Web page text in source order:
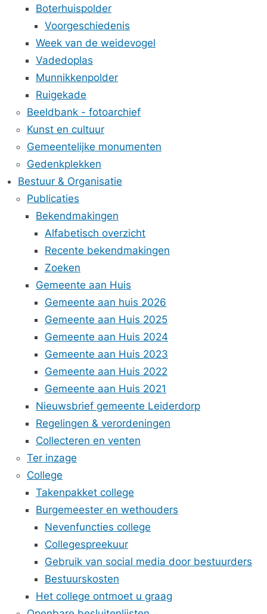
Boterhuispolder
Voorgeschiedenis
Week van de weidevogel
Vadedoplas
Munnikkenpolder
Ruigekade
Beeldbank - fotoarchief
Kunst en cultuur
Gemeentelijke monumenten
Gedenkplekken
Bestuur & Organisatie
Publicaties
Bekendmakingen
Alfabetisch overzicht
Recente bekendmakingen
Zoeken
Gemeente aan Huis
Gemeente aan huis 2026
Gemeente aan Huis 2025
Gemeente aan Huis 2024
Gemeente aan Huis 2023
Gemeente aan Huis 2022
Gemeente aan Huis 2021
Nieuwsbrief gemeente Leiderdorp
Regelingen & verordeningen
Collecteren en venten
Ter inzage
College
Takenpakket college
Burgemeester en wethouders
Nevenfuncties college
Collegespreekuur
Gebruik van social media door bestuurders
Bestuurskosten
Het college ontmoet u graag